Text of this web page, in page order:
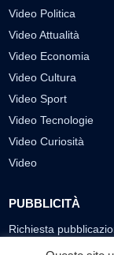
Video Politica
Video Attualità
Video Economia
Video Cultura
Video Sport
Video Tecnologie
Video Curiosità
Video
PUBBLICITÀ
Richiesta